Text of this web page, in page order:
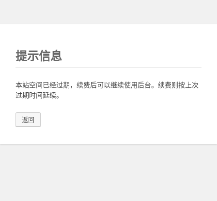
提示信息
本站空间已经过期，续费后可以继续使用后台。续费则按上次
过期时间延续。
返回